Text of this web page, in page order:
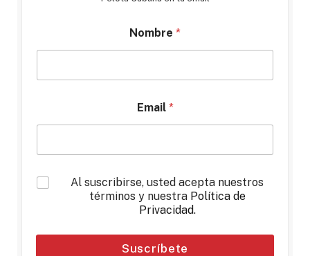
Nombre *
Email *
*
Al suscribirse, usted acepta nuestros
términos y nuestra Política de
Privacidad.
Suscríbete